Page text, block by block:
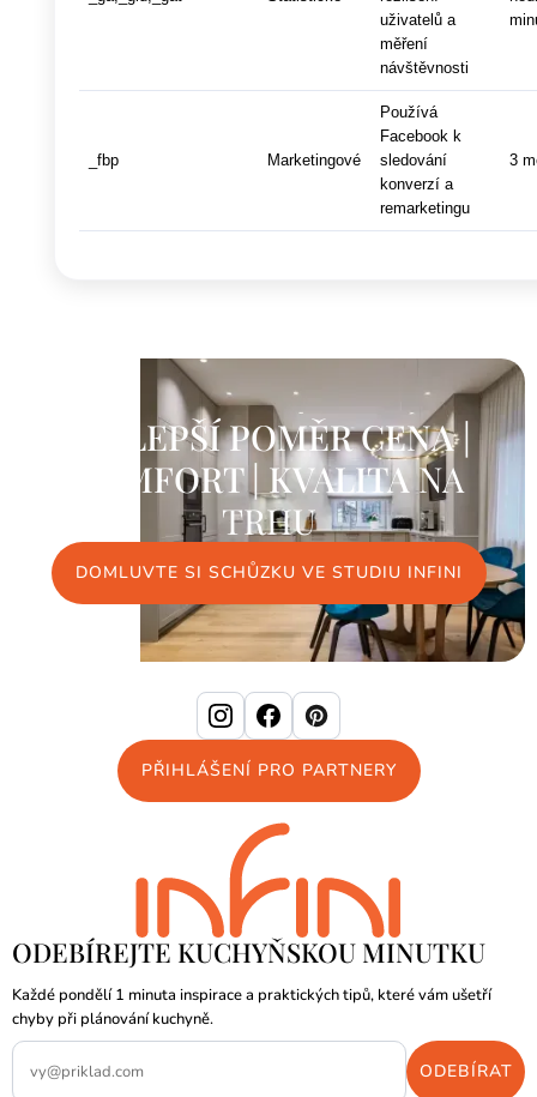
uživatelů a
měření
návštěvnosti
_fbp Marketingové
Používá
Facebook k
sledování
konverzí a
remarketingu
3
NEJLEPŠÍ POMĚR CENA |
KOMFORT | KVALITANA
TRHU
DOMLUVTE SI SCHŮZKU VE STUDIU INFINI
PŘIHLÁŠENÍ PRO PARTNERY
ODEBÍREJTE KUCHYŇSKOU MINUTKU
Každé pondělí 1 minuta inspirace a praktických tipů, které vám ušetří
chyby při plánování kuchyně.